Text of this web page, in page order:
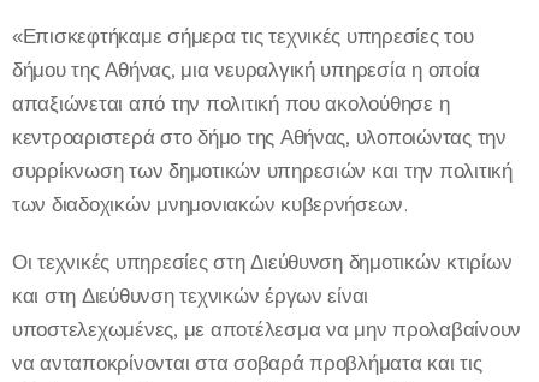
«Επισκεφτήκαμε σήμερα τις τεχνικές υπηρεσίες του
δήμου της Αθήνας, μια νευραλγική υπηρεσία η οποία
απαξιώνεται από την πολιτική που ακολούθησε η
κεντροαριστερά στο δήμο της Αθήνας, υλοποιώντας την
συρρίκνωση των δημοτικών υπηρεσιών και την πολιτική
των διαδοχικών μνημονιακών κυβερνήσεων.
Οι τεχνικές υπηρεσίες στη Διεύθυνση δημοτικών κτιρίων
και στη Διεύθυνση τεχνικών έργων είναι
υποστελεχωμένες, με αποτέλεσμα να μην προλαβαίνουν
να ανταποκρίνονται στα σοβαρά προβλήματα και τις